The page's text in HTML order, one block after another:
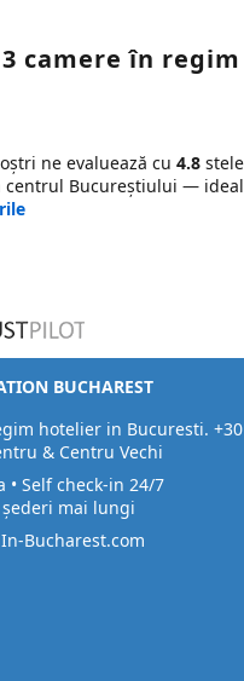
camere în
ne evaluează cu 4.8
Bucureștiului —
BUCHAREST
hotelier in Bucuresti. +30
& Centru Vechi
• Self check-in 24/7
mai lungi
Bucharest.com